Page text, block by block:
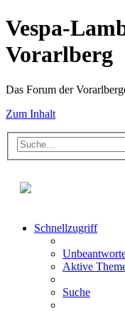
Vespa-
Vorarlberg
Das Forum der
Zum Inhalt
Schnellzugriff
Aktive
Suche